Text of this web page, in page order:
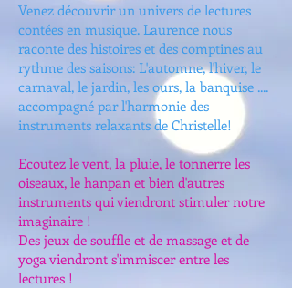
Venez découvrir un univers de lectures
contées en musique. Laurence nous
raconte des histoires et des comptines au
rythme des saisons: L'automne, l'hiver, le
carnaval, le jardin, les ours, la banquise ....
accompagné par l'harmonie des
instruments relaxants de Christelle!
Ecoutez le vent, la pluie, le tonnerre les
oiseaux, le hanpan et bien d'autres
instruments qui viendront stimuler notre
imaginaire !
Des jeux de souffle et de massage et de
yoga viendront s'immiscer entre les
lectures !